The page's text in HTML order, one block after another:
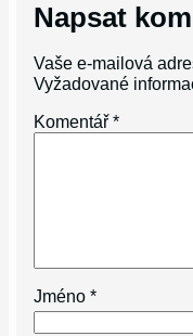
Napsat
Vaše e-mailová
Vyžadované
Komentář*
Jméno*